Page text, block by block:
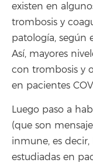
existen en
trombosis y
patología, según
Así, mayores
con trombosis y
en pacientes
Luego paso a
(que son
inmune, es decir,
estudiadas en